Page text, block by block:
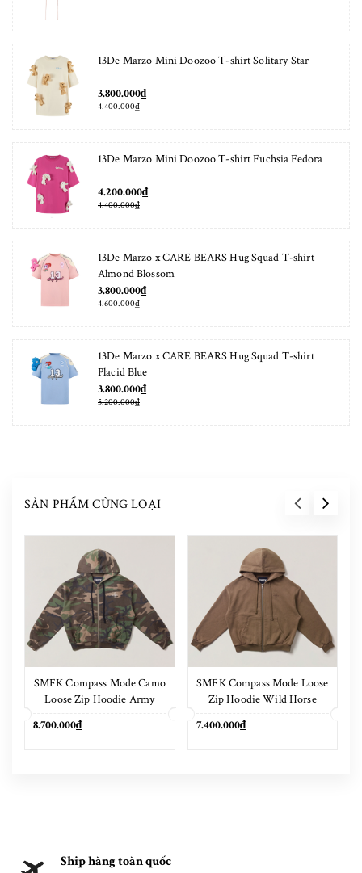
13De Marzo Mini Doozoo T-shirt Solitary Star
3.800.000₫
4.400.000₫
13De Marzo Mini Doozoo T-shirt Fuchsia Fedora
4.200.000₫
4.400.000₫
13De Marzo x CARE BEARS Hug Squad T-shirt
Almond Blossom
3.800.000₫
4.600.000₫
13De Marzo x CARE BEARS Hug Squad T-shirt
Placid Blue
3.800.000₫
5.200.000₫
SẢN PHẨM CÙNG LOẠI
SMFK Compass Mode Camo
Loose Zip Hoodie Army
8.700.000₫
SMFK Compass Mode Loose
Zip Hoodie Wild Horse
7.400.000₫
Ship hàng toàn quốc